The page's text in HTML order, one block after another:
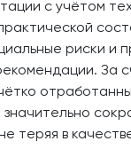
с учётом
риски и
За
теряя в